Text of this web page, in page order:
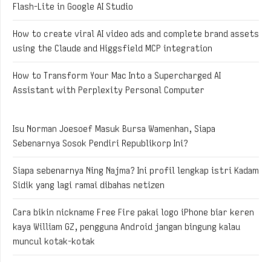
Flash-Lite in Google AI Studio
How to create viral AI video ads and complete brand assets
using the Claude and Higgsfield MCP integration
How to Transform Your Mac Into a Supercharged AI
Assistant with Perplexity Personal Computer
Isu Norman Joesoef Masuk Bursa Wamenhan, Siapa
Sebenarnya Sosok Pendiri Republikorp Ini?
Siapa sebenarnya Ning Najma? Ini profil lengkap istri Kadam
Sidik yang lagi ramai dibahas netizen
Cara bikin nickname Free Fire pakai logo iPhone biar keren
kaya William GZ, pengguna Android jangan bingung kalau
muncul kotak-kotak